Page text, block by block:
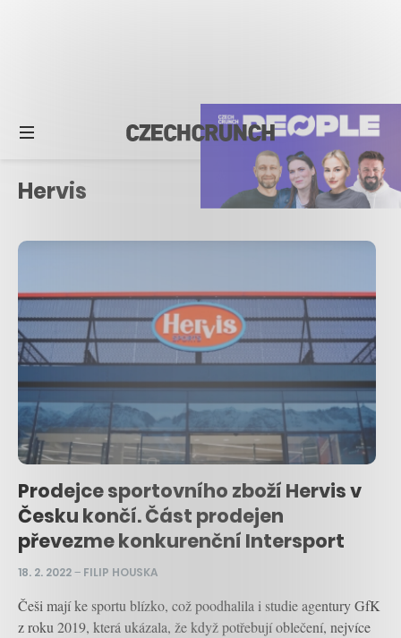
Hervis
Prodejce sportovního zboží Hervis v
Česku končí. Část prodejen
převezme konkurenční Intersport
18. 2. 2022– FILIP HOUSKA
Češi mají ke sportu blízko, což poodhalila i studie agentury GfK
z roku 2019, která ukázala, že když potřebují oblečení, nejvíce